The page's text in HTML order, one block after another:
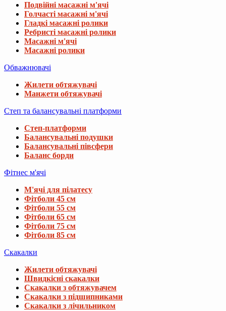
Подвійні масажні м'ячі
Голчасті масажні м'ячі
Гладкі масажні ролики
Ребристі масажні ролики
Масажні м'ячі
Масажні ролики
Обважнювачі
Жилети обтяжувачі
Манжети обтяжувачі
Степ та балансувальні платформи
Степ-платформи
Балансувальні подушки
Балансувальні півсфери
Баланс борди
Фітнес м'ячі
М'ячі для пілатесу
Фітболи 45 см
Фітболи 55 см
Фітболи 65 см
Фітболи 75 см
Фітболи 85 см
Скакалки
Жилети обтяжувачі
Швидкісні скакалки
Скакалки з обтяжувачем
Скакалки з підшипниками
Скакалки з лічильником